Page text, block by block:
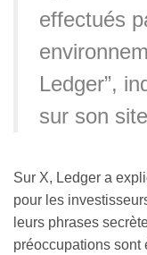
effectués
Ledger”,
sur son
Sur X, Ledger a
pour les
leurs phrases
préoccupations